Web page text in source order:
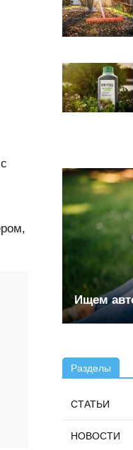
Ищем
Разделы
СТАТЬИ
НОВОСТИ